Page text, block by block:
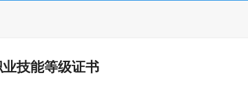
技能等级证书